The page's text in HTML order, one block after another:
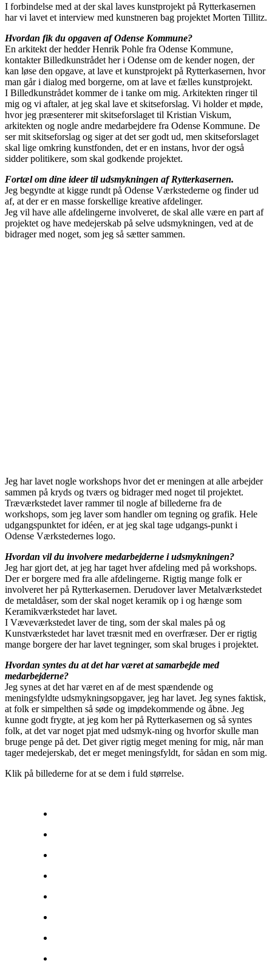
I forbindelse med at der skal laves kunstprojekt på Rytterkasernen
har vi lavet et interview med kunstneren bag projektet Morten Tillitz.
Hvordan fik du opgaven af Odense Kommune?
En arkitekt der hedder Henrik Pohle fra Odense Kommune,
kontakter Billedkunstrådet her i Odense om de kender nogen, der
kan løse den opgave, at lave et kunstprojekt på Rytterkasernen, hvor
man går i dialog med borgerne, om at lave et fælles kunstprojekt.
I Billedkunstrådet kommer de i tanke om mig. Arkitekten ringer til
mig og vi aftaler, at jeg skal lave et skitseforslag. Vi holder et møde,
hvor jeg præsenterer mit skitseforslaget til Kristian Viskum,
arkitekten og nogle andre medarbejdere fra Odense Kommune. De
ser mit skitseforslag og siger at det ser godt ud, men skitseforslaget
skal lige omkring kunstfonden, det er en instans, hvor der også
sidder politikere, som skal godkende projektet.
Fortæl om dine ideer til udsmykningen af Rytterkasernen.
Jeg begyndte at kigge rundt på Odense Værkstederne og finder ud
af, at der er en masse forskellige kreative afdelinger.
Jeg vil have alle afdelingerne involveret, de skal alle være en part af
projektet og have medejerskab på selve udsmykningen, ved at de
bidrager med noget, som jeg så sætter sammen.
Jeg har lavet nogle workshops hvor det er meningen at alle arbejder
sammen på kryds og tværs og bidrager med noget til projektet.
Træværkstedet laver rammer til nogle af billederne fra de
workshops, som jeg laver som handler om tegning og grafik. Hele
udgangspunktet for idéen, er at jeg skal tage udgangs-punkt i
Odense Værkstedernes logo.
Hvordan vil du involvere medarbejderne i udsmykningen?
Jeg har gjort det, at jeg har taget hver afdeling med på workshops.
Der er borgere med fra alle afdelingerne. Rigtig mange folk er
involveret her på Rytterkasernen. Derudover laver Metalværkstedet
de metaldåser, som der skal noget keramik op i og hænge som
Keramikværkstedet har lavet.
I Væveværkstedet laver de ting, som der skal males på og
Kunstværkstedet har lavet træsnit med en overfræser. Der er rigtig
mange borgere der har lavet tegninger, som skal bruges i projektet.
Hvordan syntes du at det har været at samarbejde med
medarbejderne?
Jeg synes at det har været en af de mest spændende og
meningsfyldte udsmykningsopgaver, jeg har lavet. Jeg synes faktisk,
at folk er simpelthen så søde og imødekommende og åbne. Jeg
kunne godt frygte, at jeg kom her på Rytterkasernen og så syntes
folk, at det var noget pjat med udsmyk-ning og hvorfor skulle man
bruge penge på det. Det giver rigtig meget mening for mig, når man
tager medejerskab, det er meget meningsfyldt, for sådan en som mig.
Klik på billederne for at se dem i fuld størrelse.